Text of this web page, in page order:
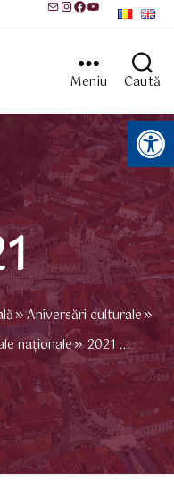
MailInstagram
Facebook
YouTube
Meniu Caută
Instrumente pentru accesibilitate
Aniversări culturale
naționale
2021 ...